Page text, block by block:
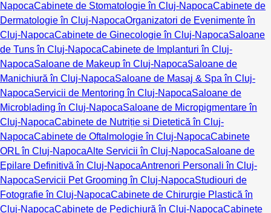
NapocaCabinete de Stomatologie în Cluj-NapocaCabinete de
Dermatologie în Cluj-NapocaOrganizatori de Evenimente în
Cluj-NapocaCabinete de Ginecologie în Cluj-NapocaSaloane
de Tuns în Cluj-NapocaCabinete de Implanturi în Cluj-
NapocaSaloane de Makeup în Cluj-NapocaSaloane de
Manichiură în Cluj-NapocaSaloane de Masaj & Spa în Cluj-
NapocaServicii de Mentoring în Cluj-NapocaSaloane de
Microblading în Cluj-NapocaSaloane de Micropigmentare în
Cluj-NapocaCabinete de Nutriție și Dietetică în Cluj-
NapocaCabinete de Oftalmologie în Cluj-NapocaCabinete
ORL în Cluj-NapocaAlte Servicii în Cluj-NapocaSaloane de
Epilare Definitivă în Cluj-NapocaAntrenori Personali în Cluj-
NapocaServicii Pet Grooming în Cluj-NapocaStudiouri de
Fotografie în Cluj-NapocaCabinete de Chirurgie Plastică în
Cluj-NapocaCabinete de Pedichiură în Cluj-NapocaCabinete